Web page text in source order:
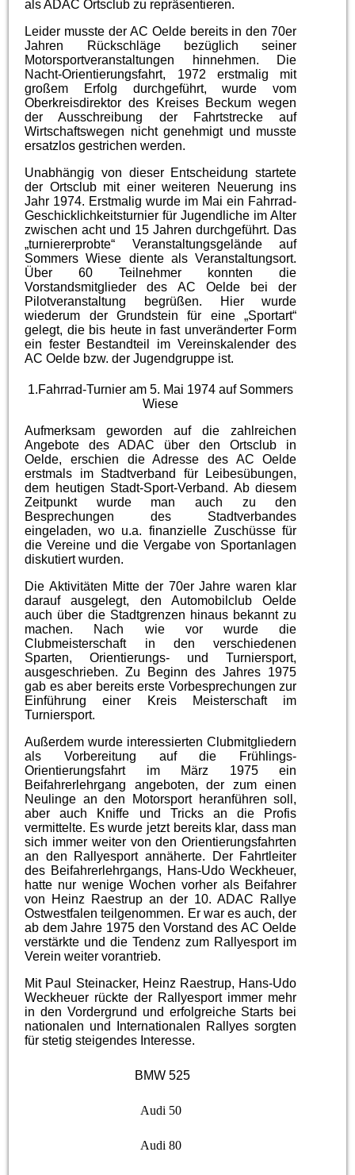
als ADAC Ortsclub zu repräsentieren.
Leider musste der AC Oelde bereits in den 70er
Jahren Rückschläge bezüglich seiner
Motorsportveranstaltungen hinnehmen. Die
Nacht-Orientierungsfahrt, 1972 erstmalig mit
großem Erfolg durchgeführt, wurde vom
Oberkreisdirektor des Kreises Beckum wegen
der Ausschreibung der Fahrtstrecke auf
Wirtschaftswegen nicht genehmigt und musste
ersatzlos gestrichen werden.
Unabhängig von dieser Entscheidung startete
der Ortsclub mit einer weiteren Neuerung ins
Jahr 1974. Erstmalig wurde im Mai ein Fahrrad-
Geschicklichkeitsturnier für Jugendliche im Alter
zwischen acht und 15 Jahren durchgeführt. Das
„turniererprobte“ Veranstaltungsgelände auf
Sommers Wiese diente als Veranstaltungsort.
Über 60 Teilnehmer konnten die
Vorstandsmitglieder des AC Oelde bei der
Pilotveranstaltung begrüßen. Hier wurde
wiederum der Grundstein für eine „Sportart“
gelegt, die bis heute in fast unveränderter Form
ein fester Bestandteil im Vereinskalender des
AC Oelde bzw. der Jugendgruppe ist.
1.Fahrrad-Turnier am 5. Mai 1974 auf Sommers
Wiese
Aufmerksam geworden auf die zahlreichen
Angebote des ADAC über den Ortsclub in
Oelde, erschien die Adresse des AC Oelde
erstmals im Stadtverband für Leibesübungen,
dem heutigen Stadt-Sport-Verband. Ab diesem
Zeitpunkt wurde man auch zu den
Besprechungen des Stadtverbandes
eingeladen, wo u.a. finanzielle Zuschüsse für
die Vereine und die Vergabe von Sportanlagen
diskutiert wurden.
Die Aktivitäten Mitte der 70er Jahre waren klar
darauf ausgelegt, den Automobilclub Oelde
auch über die Stadtgrenzen hinaus bekannt zu
machen. Nach wie vor wurde die
Clubmeisterschaft in den verschiedenen
Sparten, Orientierungs- und Turniersport,
ausgeschrieben. Zu Beginn des Jahres 1975
gab es aber bereits erste Vorbesprechungen zur
Einführung einer Kreis Meisterschaft im
Turniersport.
Außerdem wurde interessierten Clubmitgliedern
als Vorbereitung auf die Frühlings-
Orientierungsfahrt im März 1975 ein
Beifahrerlehrgang angeboten, der zum einen
Neulinge an den Motorsport heranführen soll,
aber auch Kniffe und Tricks an die Profis
vermittelte. Es wurde jetzt bereits klar, dass man
sich immer weiter von den Orientierungsfahrten
an den Rallyesport annäherte. Der Fahrtleiter
des Beifahrerlehrgangs, Hans-Udo Weckheuer,
hatte nur wenige Wochen vorher als Beifahrer
von Heinz Raestrup an der 10. ADAC Rallye
Ostwestfalen teilgenommen. Er war es auch, der
ab dem Jahre 1975 den Vorstand des AC Oelde
verstärkte und die Tendenz zum Rallyesport im
Verein weiter vorantrieb.
Mit Paul Steinacker, Heinz Raestrup, Hans-Udo
Weckheuer rückte der Rallyesport immer mehr
in den Vordergrund und erfolgreiche Starts bei
nationalen und Internationalen Rallyes sorgten
für stetig steigendes Interesse.
BMW 525
Audi 50
Audi 80